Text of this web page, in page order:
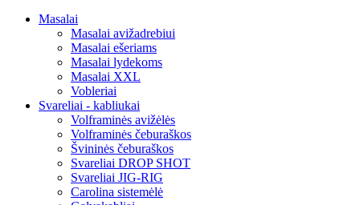
Masalai
Masalai avižadrebiui
Masalai ešeriams
Masalai lydekoms
Masalai XXL
Vobleriai
Svareliai - kabliukai
Volframinės avižėlės
Volframinės čeburaškos
Švininės čeburaškos
Svareliai DROP SHOT
Svareliai JIG-RIG
Carolina sistemėlė